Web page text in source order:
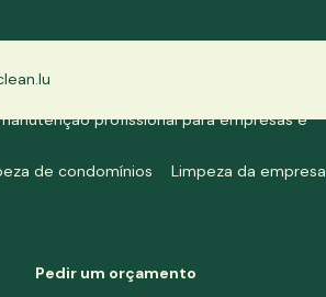
de condomínios Limpeza da empresa
profissional para empresas e
Pedir um orçamento